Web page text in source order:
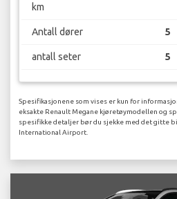
km
Antall dører 5
antall seter 5
Spesifikasjonene som vises er kun for
eksakte Renault Megane kjøretøymodellen og
spesifikke detaljer bør du sjekke med det gitte
International Airport.